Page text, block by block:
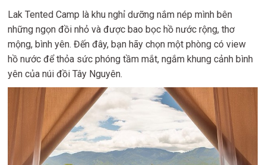
Lak Tented Camp là khu nghỉ dưỡng nắm nép mình bên
những ngọn đồi nhỏ và được bao bọc hồ nước rộng, thơ
mộng, bình yên. Đến đây, bạn hãy chọn một phòng có view
hồ nước để thỏa sức phóng tầm mắt, ngắm khung cảnh bình
yên của núi đồi Tây Nguyên.